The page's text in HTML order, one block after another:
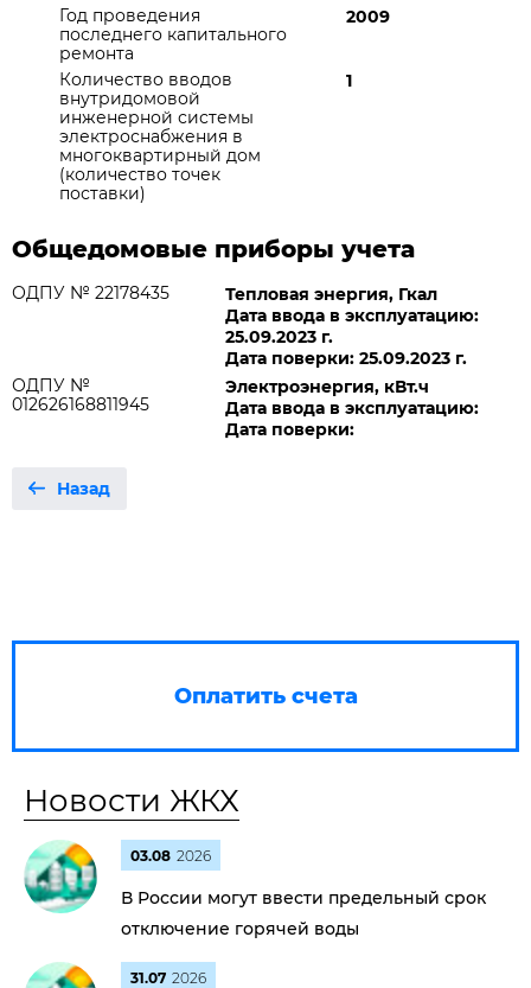
Год проведения
последнего капитального
ремонта
2009
Количество вводов
внутридомовой
инженерной системы
электроснабжения в
многоквартирный дом
(количество точек
поставки)
1
Общедомовые приборы учета
ОДПУ № 22178435
Тепловая энергия, Гкал
Дата ввода в эксплуатацию:
25.09.2023 г.
Дата поверки: 25.09.2023 г.
ОДПУ №
012626168811945
Электроэнергия, кВт.ч
Дата ввода в эксплуатацию:
Дата поверки:
Назад
Оплатить счета
Новости ЖКХ
03.08 2026
В России могут ввести предельный срок
отключение горячей воды
31.07 2026